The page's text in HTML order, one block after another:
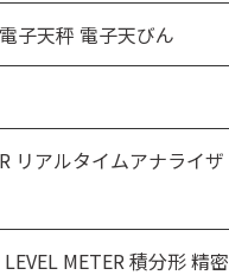
子天秤 電子天びん
リアルタイムアナライザ
METER 積分形 精密